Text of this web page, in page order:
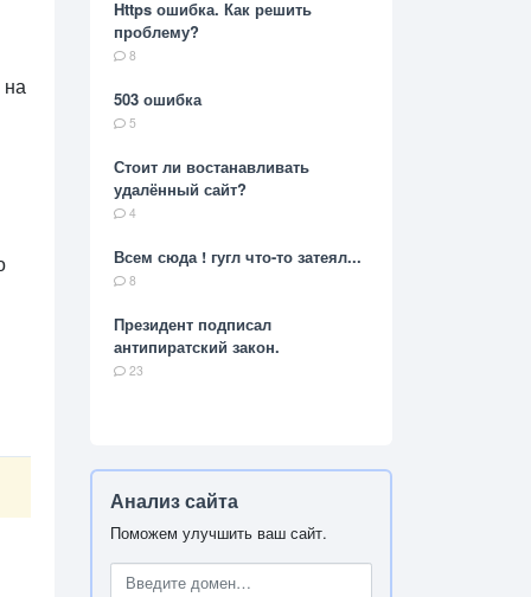
на
Https ошибка. Как решить
проблему?
8
503 ошибка
5
Стоит ли востанавливать
удалённый сайт?
4
Всем сюда ! гугл что-то затеял...
8
Президент подписал
антипиратский закон.
23
Анализ сайта
Поможем улучшить ваш сайт.